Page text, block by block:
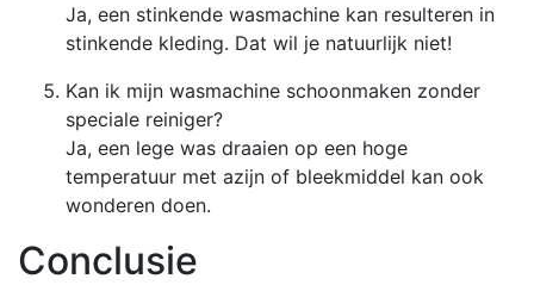
Ja, een stinkende wasmachine kan resulteren in
stinkende kleding. Dat wil je natuurlijk niet!
Kan ik mijn wasmachine schoonmaken zonder
speciale reiniger?
Ja, een lege was draaien op een hoge
temperatuur met azijn of bleekmiddel kan ook
wonderen doen.
Conclusie